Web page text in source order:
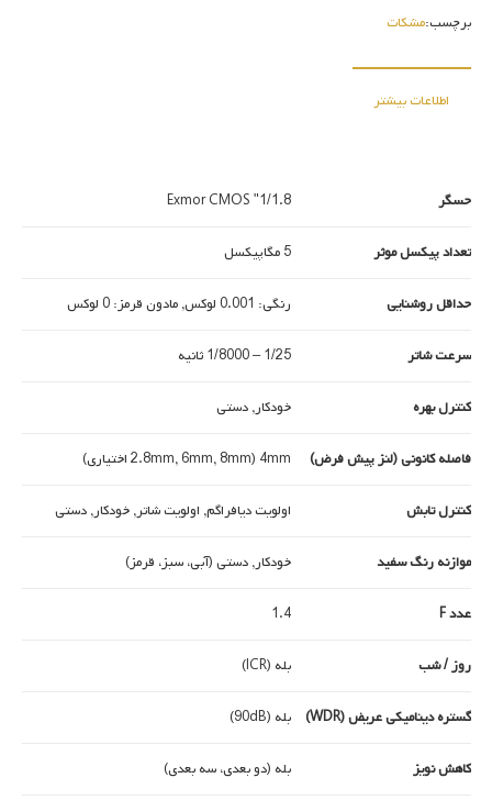
برچسب:مشکات
اطلاعات بیشتر
حسگر 1/1.8" Exmor CMOS
تعداد پیکسل موثر 5 مگاپیکسل
حداقل روشنایی رنگی: 0.001 لوکس, مادون قرمز: 0 لوکس
سرعت شاتر 1/25 – 1/8000 ثانیه
کنترل بهره خودکار, دستی
فاصله کانونی (لنز پیش فرض) 4mm (2.8mm, 6mm, 8mm اختیاری)
کنترل تابش اولویت دیافراگم, اولویت شاتر, خودکار, دستی
موازنه رنگ سفید خودکار, دستی (آبی، سبز، قرمز)
عدد F 1.4
روز / شب بله (ICR)
گستره دینامیکی عریض (WDR) بله (90dB)
کاهش نویز بله (دو بعدی، سه بعدی)